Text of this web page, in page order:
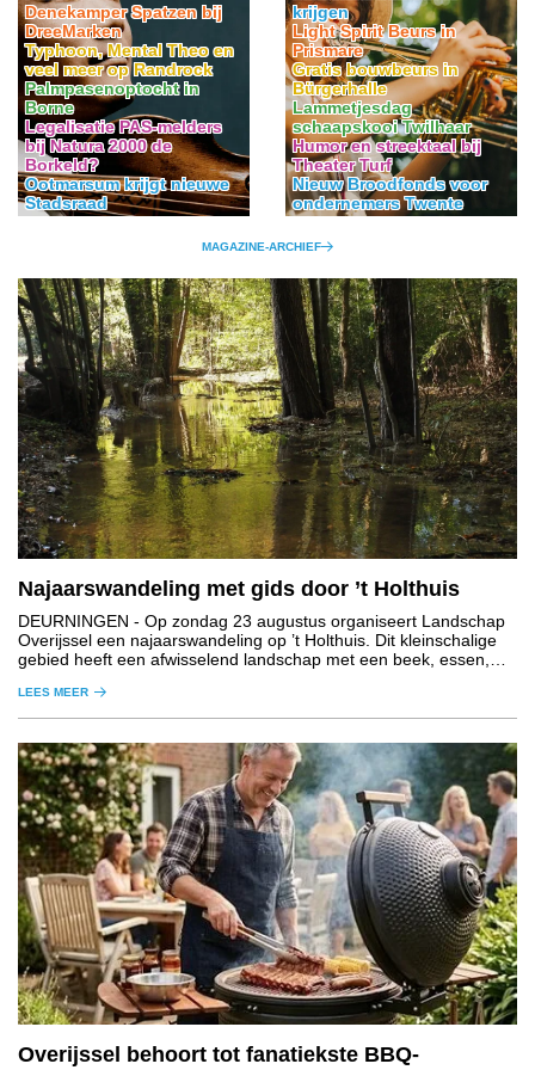
Denekamper Spatzen bij
DreeMarken
Typhoon, Mental Theo en
veel meer op Randrock
Palmpasenoptocht in
Borne
Legalisatie PAS-melders
bij Natura 2000 de
Borkeld?
Ootmarsum krijgt nieuwe
Stadsraad
krijgen
Light Spirit Beurs in
Prismare
Gratis bouwbeurs in
Bürgerhalle
Lammetjesdag
schaapskooi Twilhaar
Humor en streektaal bij
Theater Turf
Nieuw Broodfonds voor
ondernemers Twente
MAGAZINE-ARCHIEF
Najaarswandeling met gids door ’t Holthuis
DEURNINGEN - Op zondag 23 augustus organiseert Landschap
Overijssel een najaarswandeling op ’t Holthuis. Dit kleinschalige
gebied heeft een afwisselend landschap met een beek, essen,
LEES MEER
Overijssel behoort tot fanatiekste BBQ-